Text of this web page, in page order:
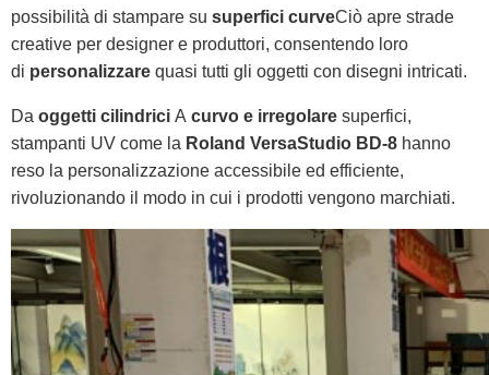
possibilità di stampare su superfici curveCiò apre strade
creative per designer e produttori, consentendo loro
di personalizzare quasi tutti gli oggetti con disegni intricati.
Da oggetti cilindrici A curvo e irregolare superfici,
stampanti UV come la Roland VersaStudio BD-8 hanno
reso la personalizzazione accessibile ed efficiente,
rivoluzionando il modo in cui i prodotti vengono marchiati.